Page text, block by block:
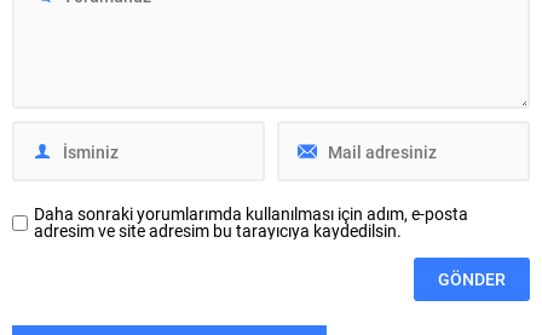
kategorisinde üçüncülük ödülüne
Daha sonraki yorumlarımda kullanılması için adım, e-posta
adresim ve site adresim bu tarayıcıya kaydedilsin.